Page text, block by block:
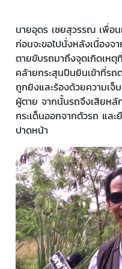
นายอุดร เชยสุวรรณ เพื่อ
ก่อนจะขอไปนั่งหลังเนื่องจ
ตายขับรถมาถึงจุดเกิดเห
คล้ายกระสุนปืนยินเข้าที่ร
ถูกยิงและร้องด้วยความเจ็
ผู้ตาย จากนั้นรถจึงเสียหลั
กระเด็นออกจากตัวรถ และ
ปาดหน้า